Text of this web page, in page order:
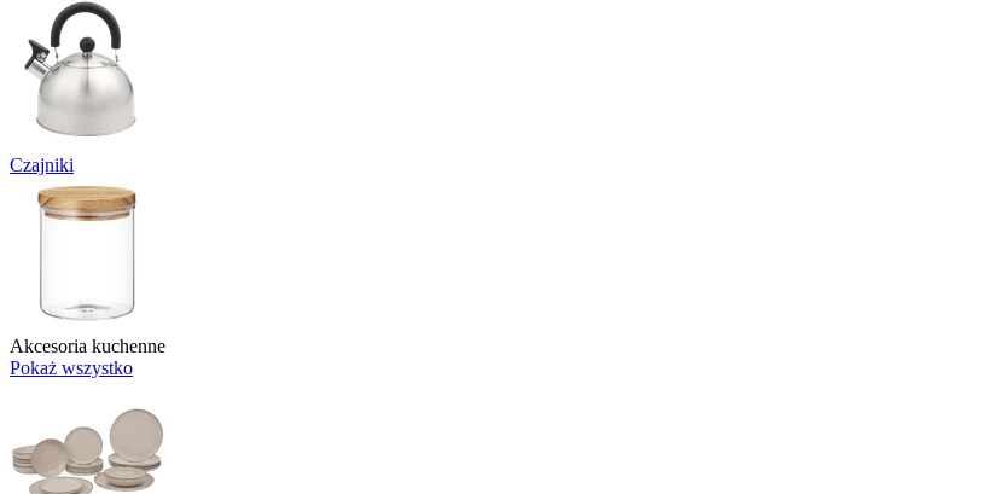
Czajniki
Akcesoria kuchenne
Pokaż wszystko